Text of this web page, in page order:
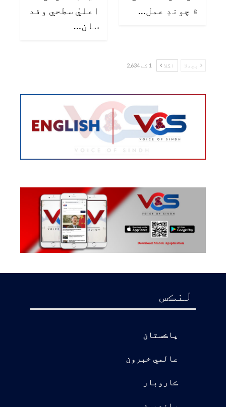
۾ چونڊ عمل…
اعليٰ سطحي وفد
سان…
پچھلا اگلا 1 کے 2,634
لنڪس
پاڪستان
عالمي خبرون
ڪاروبار